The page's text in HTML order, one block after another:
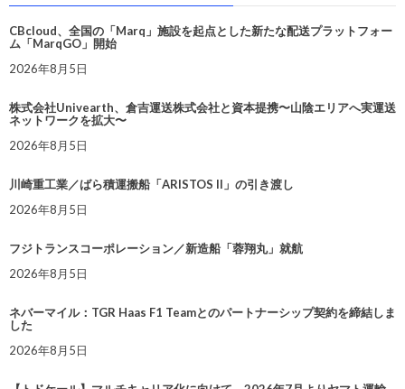
CBcloud、全国の「Marq」施設を起点とした新たな配送プラットフォー
ム「MarqGO」開始
2026年8月5日
株式会社Univearth、倉吉運送株式会社と資本提携〜山陰エリアへ実運送
ネットワークを拡大〜
2026年8月5日
川崎重工業／ばら積運搬船「ARISTOS II」の引き渡し
2026年8月5日
フジトランスコーポレーション／新造船「蓉翔丸」就航
2026年8月5日
ネバーマイル：TGR Haas F1 Teamとのパートナーシップ契約を締結しま
した
2026年8月5日